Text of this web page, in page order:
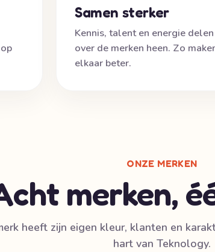
Samen sterker
Kennis, talent en energie
over de merken heen. Zo
elkaar beter.
ONZE MERKEN
merken,
heeft zijn eigen kleur, klanten en
hart van Teknology.